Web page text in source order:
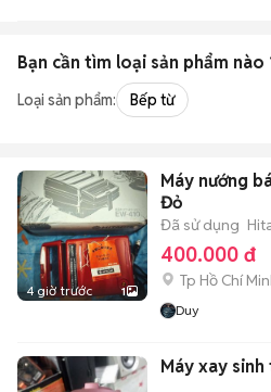
Bạn cần tìm loại sản phẩm nào
Loại sản phẩm: Bếp từ
4 giờ trước 1
Máy nướng
Đỏ
Đã sử dụng
400.000 đ
Tp Hồ Chí
Duy
Máy xay sinh